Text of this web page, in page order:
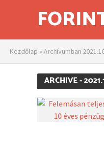
Kezdőlap » Archívumban
ARCHIVE -